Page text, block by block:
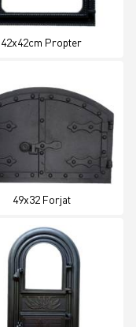
42x42cm Propter
49x32 Forjat